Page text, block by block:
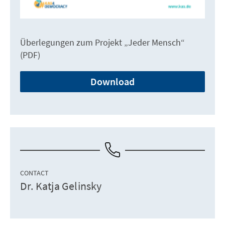
Überlegungen zum Projekt „Jeder Mensch“
(PDF)
Download
CONTACT
Dr. Katja Gelinsky